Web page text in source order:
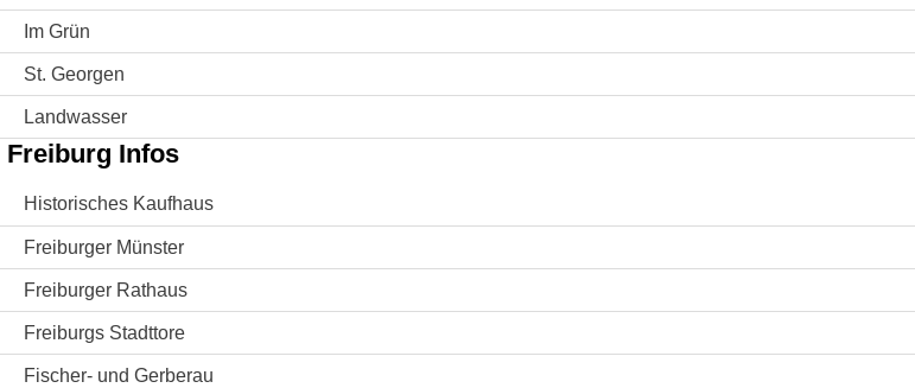
Im Grün
St. Georgen
Landwasser
Freiburg Infos
Historisches Kaufhaus
Freiburger Münster
Freiburger Rathaus
Freiburgs Stadttore
Fischer- und Gerberau